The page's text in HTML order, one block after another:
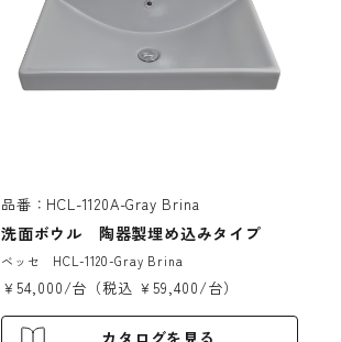
品番：HCL-1120A-Gray Brina
洗面ボウル 陶器製埋め込みタイプ
ベッセ HCL-1120-Gray Brina
￥54,000/台（税込 ￥59,400/台）
カタログを見る